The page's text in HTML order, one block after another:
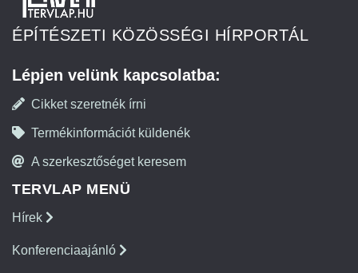
ÉPÍTÉSZETI KÖZÖSSÉGI HÍRPORTÁL
Lépjen velünk kapcsolatba:
Cikket szeretnék írni
Termékinformációt küldenék
A szerkesztőséget keresem
TERVLAP MENÜ
Hírek
Konferenciaajánló